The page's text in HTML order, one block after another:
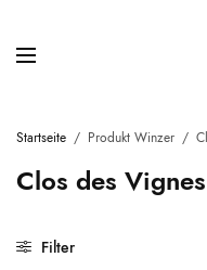
Startseite / Produkt Winzer /
Clos des
Filter